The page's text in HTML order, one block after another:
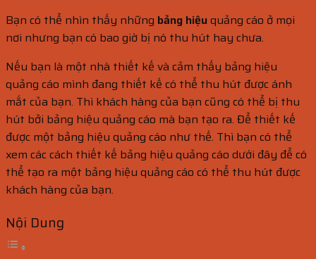
Bạn có thể nhìn thấy những bảng hiệuquảng cáo ở mọi
nơi nhưng bạn có bao giờ bị nó thu hút hay chưa.
Nếu bạn là một nhà thiết kế và cảm thấy bảng hiệu
quảng cáo mình đang thiết kế có thể thu hút được ánh
mắt của bạn. Thì khách hàng của bạn cũng có thể bị thu
hút bởi bảng hiệu quảng cáo mà bạn tạo ra. Để thiết kế
được một bảng hiệu quảng cáo như thế. Thì bạn có thể
xem các cách thiết kế bảng hiệu quảng cáo dưới đây để có
thể tạo ra một bảng hiệu quảng cáo có thể thu hút được
khách hàng của bạn.
Nội Dung